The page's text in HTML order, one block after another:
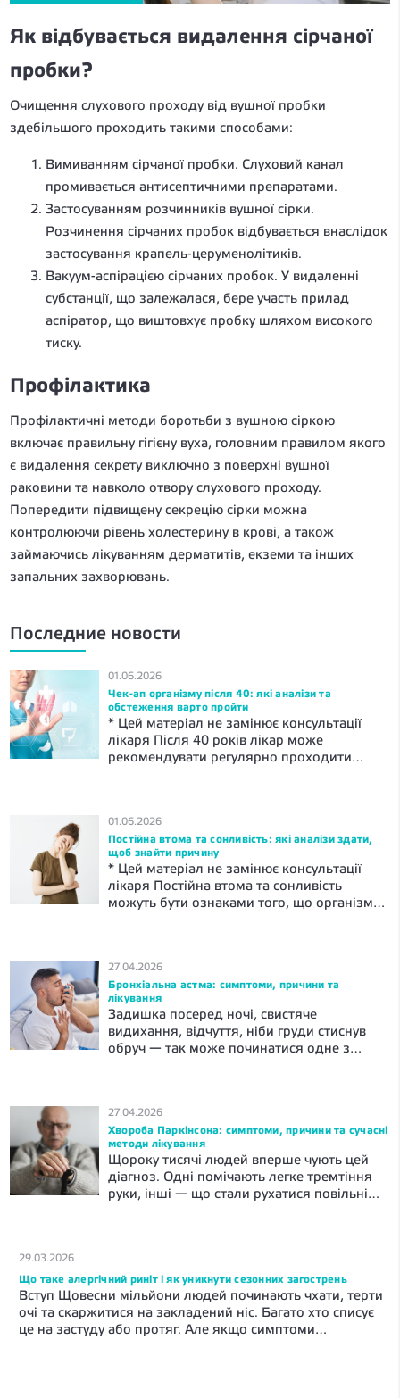
Як відбувається видалення сірчаної
пробки?
Очищення слухового проходу від вушної пробки
здебільшого проходить такими способами:
Вимиванням сірчаної пробки. Слуховий канал
промивається антисептичними препаратами.
Застосуванням розчинників вушної сірки.
Розчинення сірчаних пробок відбувається внаслідок
застосування крапель-церуменолітиків.
Вакуум-аспірацією сірчаних пробок. У видаленні
субстанції, що залежалася, бере участь прилад
аспіратор, що виштовхує пробку шляхом високого
тиску.
Профілактика
Профілактичні методи боротьби з вушною сіркою
включає правильну гігієну вуха, головним правилом якого
є видалення секрету виключно з поверхні вушної
раковини та навколо отвору слухового проходу.
Попередити підвищену секрецію сірки можна
контролюючи рівень холестерину в крові, а також
займаючись лікуванням дерматитів, екземи та інших
запальних захворювань.
Последние новости
01.06.2026
Чек-ап організму після 40: які аналізи та
обстеження варто пройти
* Цей матеріал не замінює консультації
лікаря Після 40 років лікар може
рекомендувати регулярно проходити
судинних захворювань.За показаннями
можуть бути призначені лабораторні
дослідження: загальний та біохімічний
аналіз крові, перевірка рівня глюкози та
холестерину. Інші обстеження
призначаються індивідуально — з
01.06.2026
Постійна втома та сонливість: які аналізи здати,
щоб знайти причину
* Цей матеріал не замінює консультації
лікаря Постійна втома та сонливість
можуть бути ознаками того, що організму
основі результатів цих досліджень
обговорюється подальший план дій. Що
вважати постійною втомою? Втома після
важкого дня — це норма. Вона проходить
[…]
27.04.2026
Бронхіальна астма: симптоми, причини та
лікування
Задишка посеред ночі, свистяче
видихання, відчуття, ніби груди стиснув
обруч — так може починатися одне з
трапляється, чим небезпечна бронхіальна
астма. Що таке бронхіальна астма?
Бронхіальна астма — хронічне
захворювання дихальних шляхів. При
астмі бронхи стають гіперреактивними.
Вони надто гостро реагують на холодне
27.04.2026
Хвороба Паркінсона: симптоми, причини та сучасні
методи лікування
Щороку тисячі людей вперше чують цей
діагноз. Одні помічають легке тремтіння
руки, інші — що стали рухатися повільніше.
що це, що відбувається в організмі, як
розпізнати хворобу на ранньому етапі та
що пропонує медицина. Що таке […]
29.03.2026
Що таке алергічний риніт і як уникнути сезонних загострень
Вступ Щовесни мільйони людей починають чхати, терти
очі та скаржитися на закладений ніс. Багато хто списує
це на застуду або протяг. Але якщо симптоми